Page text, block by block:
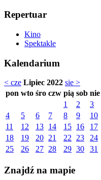
Repertuar
Kino
Spektakle
Kalendarium
< cze Lipiec 2022 sie >
pon wto śro czw pią sob nie
1
2
3
4
5 6 7 8 9
10
11
12 13 14 15 16
17
18
19 20 21 22 23
24
25
26 27 28 29 30 31
Znajdź na mapie